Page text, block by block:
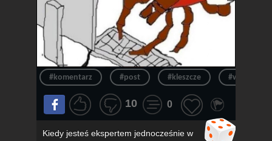
#komentarz #post #kleszcze #wpis
10 0
Kiedy jesteś ekspertem jednocześnie w